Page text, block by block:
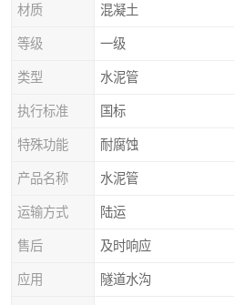
材质 混凝土
等级 一级
类型 水泥管
执行标准 国标
特殊功能 耐腐蚀
产品名称 水泥管
运输方式 陆运
售后 及时响应
应用 隧道水沟